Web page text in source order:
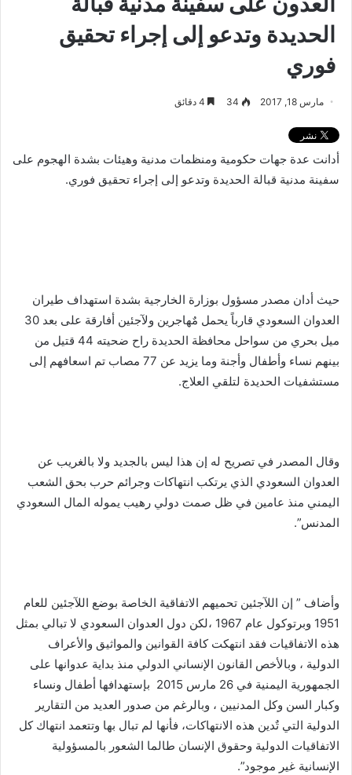
الحديدة وتدعو إلى إجراء تحقيق
فوري
مارس 18, 2017 34
أدانت عدة جهات حكومية ومنظمات مدنية وهيئات بشدة الهجوم على
سفينة مدنية قبالة الحديدة وتدعو إلى إجراء تحقيق فوري.
حيث أدان مصدر مسؤول بوزارة الخارجية بشدة استهداف طيران
العدوان السعودي قارباً يحمل مٌهاجرين ولآجئين أفارقة على بعد 30
ميل بحري من سواحل محافظة الحديدة راح ضحيته 44 قتيل من
بينهم نساء وأطفال وأجنة وما يزيد عن 77 مصاب تم اسعافهم إلى
مستشفيات الحديدة لتلقي العلاج.
وقال المصدر في تصريح له إن هذا ليس بالجديد ولا بالغريب عن
العدوان السعودي الذي يرتكب انتهاكات وجرائم حرب بحق الشعب
اليمني منذ عامين في ظل صمت دولي رهيب يموله المال السعودي
المدنس”.
وأضاف ” إن اللآجئين تحميهم الاتفاقية الخاصة بوضع اللآجئين للعام
1951 وبرتوكول عام 1967 ،لكن دول العدوان السعودي لا تبالي بمثل
هذه الاتفاقيات فقد انتهكت كافة القوانين والمواثيق والأعراف
الدولية ، وبالأخص القانون الإنساني الدولي منذ بداية عدوانها على
الجمهورية اليمنية في 26 مارس 2015 بإستهدافها أطفال ونساء
وكبار السن وكل المدنيين ، وبالرغم من صدور العديد من التقارير
الدولية التي تٌدين هذه الانتهاكات، فأنها لم تبال بها وتتعمد انتهاك كل
الاتفاقيات الدولية وحقوق الإنسان طالما الشعور بالمسؤولية
الإنسانية غير موجود”.